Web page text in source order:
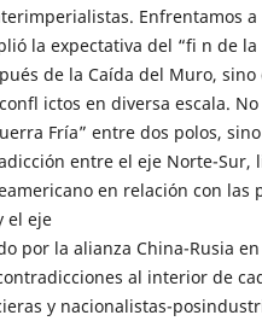
Enfrentamos
la expectativa del “fi n de
de la Caída del Muro,
ictos en diversa escala.
Fría” entre dos polos,
entre el eje Norte-Sur,
en relación con las
el eje
por la alianza China-Rusia
al interior de
y nacionalistas-